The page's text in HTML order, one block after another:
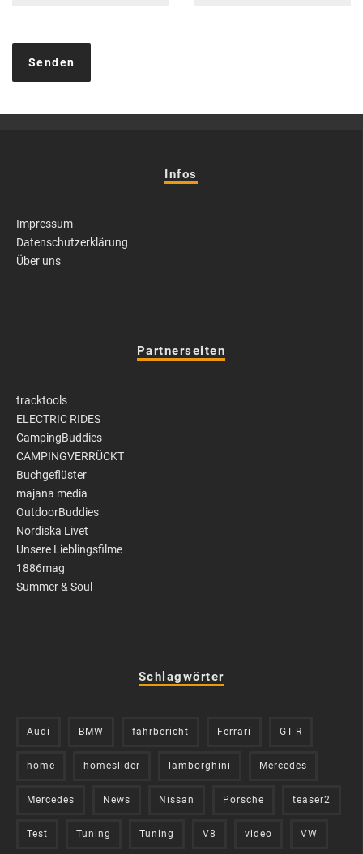
Infos
Impressum
Datenschutzerklärung
Über uns
Partnerseiten
tracktools
ELECTRIC RIDES
CampingBuddies
CAMPINGVERRÜCKT
Buchgeflüster
majana media
OutdoorBuddies
Nordiska Livet
Unsere Lieblingsfilme
1886mag
Summer & Soul
Schlagwörter
Audi BMW fahrbericht Ferrari GT-R
home homeslider lamborghini Mercedes
Mercedes News Nissan Porsche teaser2
Test Tuning Tuning V8 video VW